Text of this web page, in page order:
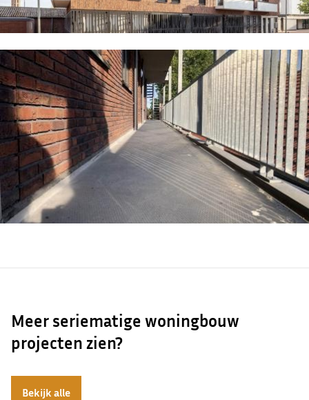
Meer seriematige woningbouw
projecten zien?
Bekijk alle